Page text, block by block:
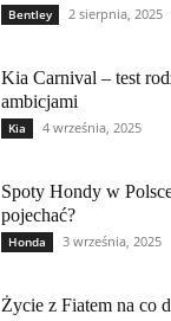
Bentley 2 sierpnia, 2025
Kia Carnival – test
ambicjami
Kia 4 września, 2025
Spoty Hondy w
pojechać?
Honda 3 września, 2025
Życie z Fiatem na co